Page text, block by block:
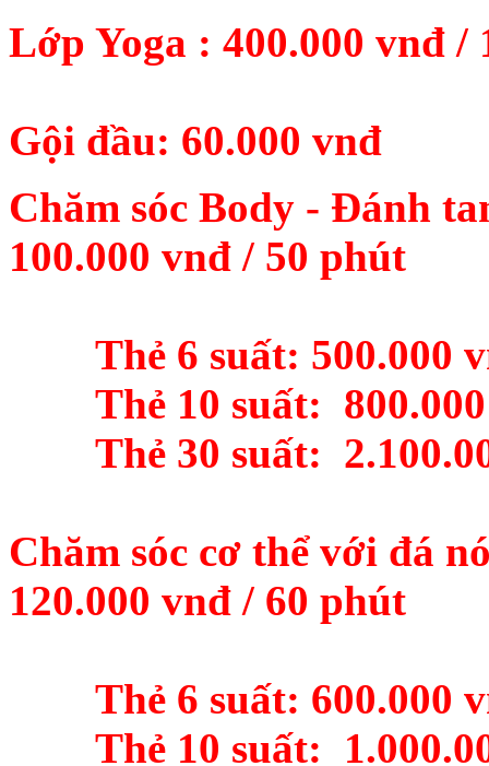
Lớp Yoga : 400.000 vnđ
Gội đầu: 60.000 vnđ
Chăm sóc Body - Đánh
100.000 vnđ / 50 phút
Thẻ 6 suất: 500.000
Thẻ 10 suất:
Thẻ 30 suất:
Chăm sóc cơ thể với đá
120.000 vnđ / 60 phút
Thẻ 6 suất: 600.000
Thẻ 10 suất: